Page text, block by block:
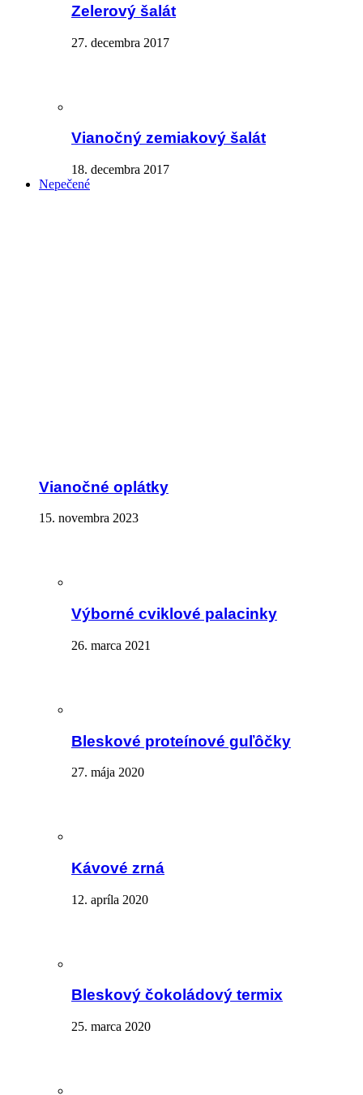
Zelerový šalát
27. decembra 2017
Vianočný zemiakový šalát
18. decembra 2017
Nepečené
Vianočné oplátky
15. novembra 2023
Výborné cviklové palacinky
26. marca 2021
Bleskové proteínové guľôčky
27. mája 2020
Kávové zrná
12. apríla 2020
Bleskový čokoládový termix
25. marca 2020